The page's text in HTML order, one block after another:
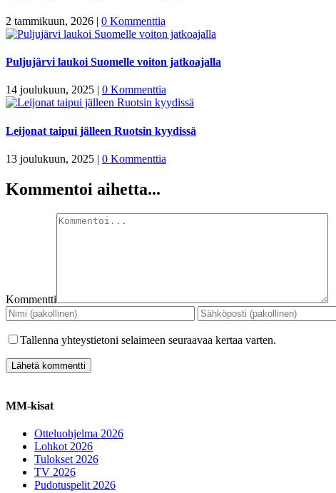
2 tammikuun, 2026 | 0 Kommenttia
Puljujärvi laukoi Suomelle voiton jatkoajalla
14 joulukuun, 2025 | 0 Kommenttia
Leijonat taipui jälleen Ruotsin kyydissä
13 joulukuun, 2025 | 0 Kommenttia
Kommentoi aihetta...
Kommentti
Tallenna yhteystietoni selaimeen seuraavaa kertaa varten.
MM-kisat
Otteluohjelma 2026
Lohkot 2026
Tulokset 2026
TV 2026
Pudotuspelit 2026